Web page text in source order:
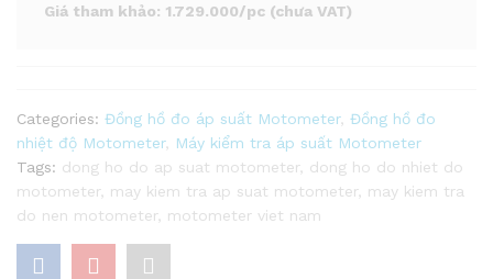
Giá tham khảo: 1.729.000/pc (chưa VAT)
Categories: Đồng hồ đo áp suất Motometer, Đồng hồ đo
nhiệt độ Motometer,
Máy kiểm tra áp suất Motometer
Tags: dong ho do ap suat motometer, dong ho do nhiet do
motometer, may kiem tra ap suat motometer, may kiem tra
do nen motometer, motometer viet nam